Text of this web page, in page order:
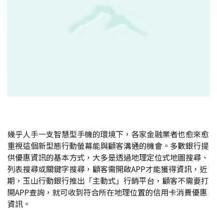
幾乎人手一支智慧型手機的環境下，各家金融業者也愈來愈
重視這個新型態行動螢幕能與顧客溝通的機會。多數銀行提
供優惠資訊的基本方式，大多是透過地理定位式地圖搜尋、
列表搜尋或關鍵字搜尋，顧客需開啟APP才能獲得資訊，近
期，玉山行動銀行推出「主動式」行銷平台，顧客不需要打
開APP查詢，就可收到符合所在地理位置的信用卡消費優惠
資訊。